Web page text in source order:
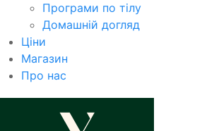
Програми по тілу
Домашній догляд
Ціни
Магазин
Про нас